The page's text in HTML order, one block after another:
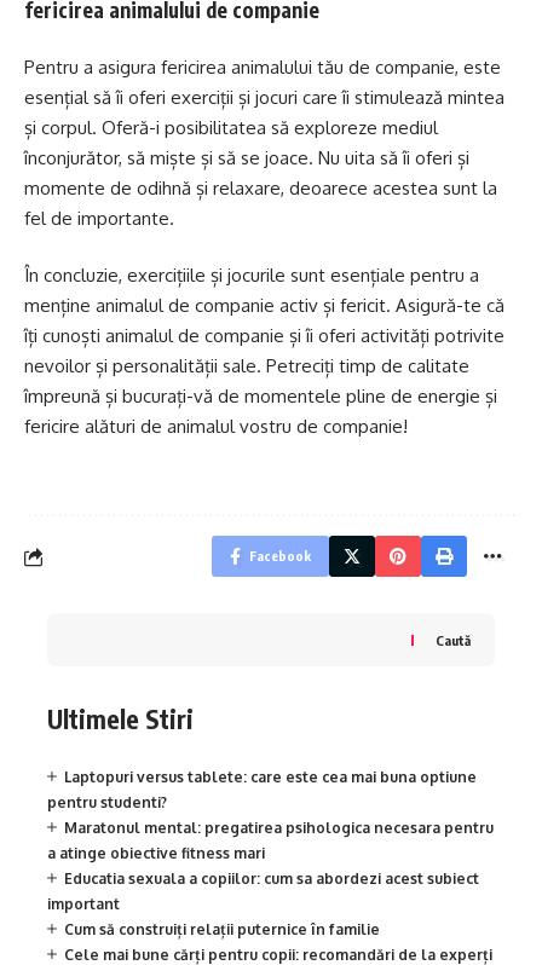
fericirea animalului de companie
Pentru a asigura fericirea animalului tău de companie, este
esențial să îi oferi exerciții și jocuri care îi stimulează mintea
și corpul. Oferă-i posibilitatea să exploreze mediul
înconjurător, să miște și să se joace. Nu uita să îi oferi și
momente de odihnă și relaxare, deoarece acestea sunt la
fel de importante.
În concluzie, exercițiile și jocurile sunt esențiale pentru a
menține animalul de companie activ și fericit. Asigură-te că
îți cunoști animalul de companie și îi oferi activități potrivite
nevoilor și personalității sale. Petreciți timp de calitate
împreună și bucurați-vă de momentele pline de energie și
fericire alături de animalul vostru de companie!
Facebook
Caută
Ultimele Stiri
Laptopuri versus tablete: care este cea mai buna optiune
pentru studenti?
Maratonul mental: pregatirea psihologica necesara pentru
a atinge obiective fitness mari
Educatia sexuala a copiilor: cum sa abordezi acest subiect
important
Cum să construiți relații puternice în familie
Cele mai bune cărți pentru copii: recomandări de la experți